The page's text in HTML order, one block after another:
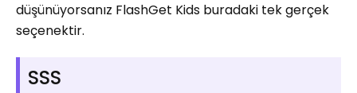
düşünüyorsanız FlashGet Kids buradaki tek gerçek
seçenektir.
SSS